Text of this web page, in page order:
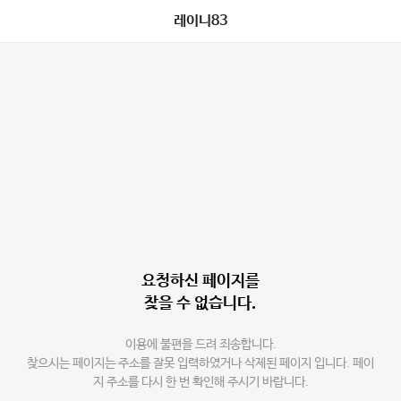
레이니83
요청하신 페이지를
찾을 수 없습니다.
이용에 불편을 드려 죄송합니다.
찾으시는 페이지는 주소를 잘못 입력하였거나 삭제된 페이지 입니다. 페이
지 주소를 다시 한 번 확인해 주시기 바랍니다.